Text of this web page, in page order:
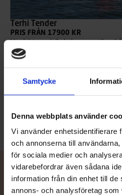
Samtycke
Denna webbplats använder
Vi använder enhetsidentifierare
och annonserna till
för sociala medier och
vidarebefordrar även sådana
information från din enhet till de
annons- och analysföretag
Terhi Tender
PRIS FRÅN 17900 KR
Utmärkt som jolle bakom en större
familjens yngre skeppare.
och släpas bra efter en större båt
vare sitt katamaranskrov är Terhi
Under sätet som går i längdriktning